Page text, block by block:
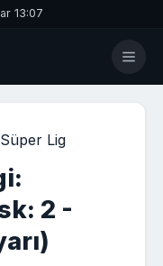
13:07
Süper Lig
2 -